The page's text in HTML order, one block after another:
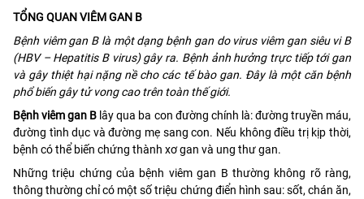
TỔNG QUAN VIÊM GAN B
Bệnh viêm gan B là một dạng bệnh gan do virus viêm gan siêu vi B
(HBV – Hepatitis B virus) gây ra. Bệnh ảnh hưởng trực tiếp tới gan
và gây thiệt hại nặng nề cho các tế bào gan. Đây là một căn bệnh
phổ biến gây tử vong cao trên toàn thế giới.
Bệnh viêm gan B lây qua ba con đường chính là: đường truyền máu,
đường tình dục và đường mẹ sang con. Nếu không điều trị kịp thời,
bệnh có thể biến chứng thành xơ gan và ung thư gan.
Những triệu chứng của bệnh viêm gan B thường không rõ ràng,
thông thường chỉ có một số triệu chứng điển hình sau: sốt, chán ăn,